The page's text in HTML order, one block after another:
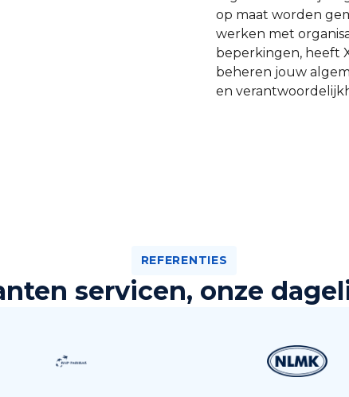
op maat worden
werken met
beperkingen, heeft
beheren jouw
en
REFERENTIES
servicen, onze